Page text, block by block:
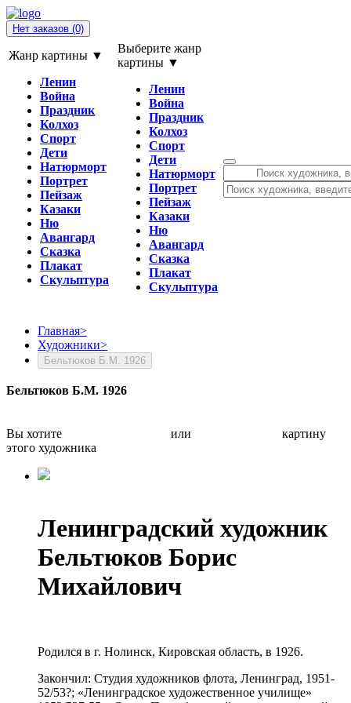
Нет заказов (0)
Жанр картины ▼
Ленин
Война
Праздник
Колхоз
Спорт
Дети
Натюрморт
Портрет
Пейзаж
Казаки
Ню
Авангард
Сказка
Плакат
Скульптура
Выберите жанр
картины ▼
Ленин
Война
Праздник
Колхоз
Спорт
Дети
Натюрморт
Портрет
Пейзаж
Казаки
Ню
Авангард
Сказка
Плакат
Скульптура
Главная>
Художники>
Бельтюков Б.М. 1926
Бельтюков Б.М. 1926
Вы хотите или
картину
этого художника
Ленинградский художник
Бельтюков Борис
Михайлович
Родился в г. Нолинск, Кировская область, в 1926.
Закончил: Студия художников флота, Ленинград, 1951-
52/53?; «Ленинградское художественное училище»